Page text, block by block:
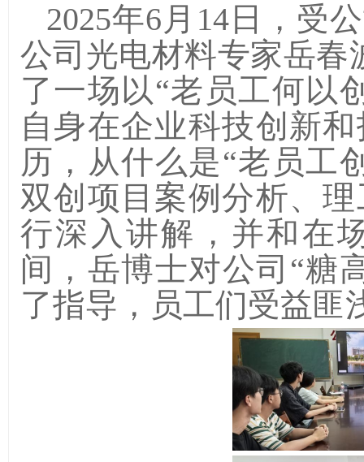
2025年6月 14日， 受
公司光电材料专家岳春
了一场以“老员工何以
自身在企业科技创新
历 ， 从什么是“老员工
双创项目案例分析、
行深入讲解，并和在
间， 岳博士对公司“糖
了指导，员工们受益匪